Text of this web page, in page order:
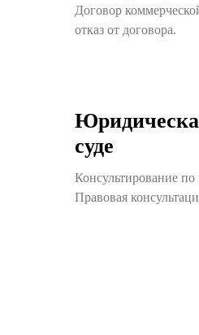
Договор
отказ от договора.
суде
Консультирование
Правовая